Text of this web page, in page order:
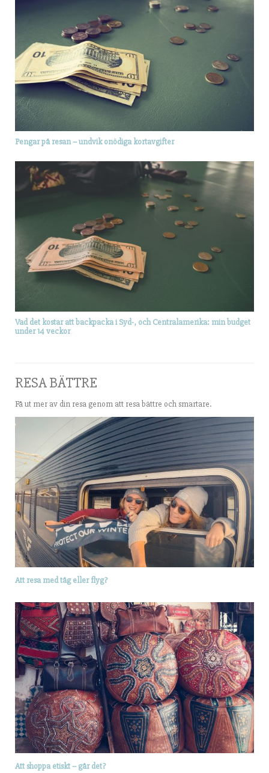
Pengar på resan – undvik onödiga kortavgifter
Vad det kostar att backpacka i Syd-, och Centralamerika: min budget
under 14 veckor
RESA BÄTTRE
Få ut mer av din resa genom att resa bättre och smartare.
Att resa med tåg eller flyg?
Att shoppa etiskt – går det?